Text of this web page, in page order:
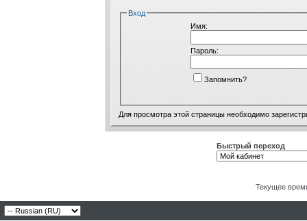
Вход
Имя:
Пароль:
Запомнить?
Для просмотра этой страницы необходимо
Быстрый переход
Текущее